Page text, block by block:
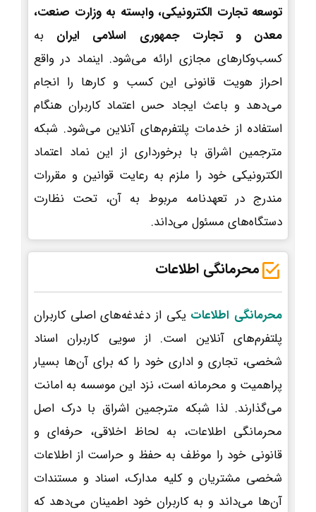
توسعه تجارت الکترونیکی، وابسته به وزارت صنعت،
معدن و تجارت جمهوری اسلامی ایران به
کسب‌وکارهای مجازی ارائه می‌شود. اینماد در واقع
احراز هویت قانونی این کسب و کارها را انجام
می‌دهد و باعث ایجاد حس اعتماد کاربران هنگام
استفاده از خدمات پلتفرم‌های آنلاین می‌شود. شبکه
مترجمین اشراق با برخورداری از این نماد اعتماد
الکترونیکی خود را ملزم به رعایت قوانین و مقررات
مندرج در تعهدنامه مربوط به آن، تحت نظارت
دستگاه‌های مسئول می‌داند.
محرمانگی اطلاعات
محرمانگی اطلاعات یکی از دغدغه‌های اصلی کاربران
پلتفرم‌های آنلاین است. از سویی کاربران اسناد
شخصی، تجاری و اداری خود را که برای آن‌ها بسیار
پراهمیت و محرمانه است، نزد این موسسه به امانت
می‌گذارند. لذا شبکه مترجمین اشراق با درک اصل
محرمانگی اطلاعات، به لحاظ اخلاقی، حرفه‌ای و
قانونی خود را موظف به حفظ و حراست از اطلاعات
شخصی مشتریان و کلیه مدارک، اسناد و مستندات
آن‌ها می‌داند و به کاربران خود اطمینان می‌دهد که